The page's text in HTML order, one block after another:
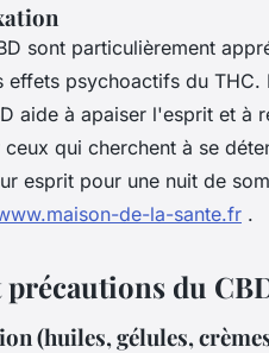
sont particulièrement
effets psychoactifs du
aide à apaiser l'esprit et à
qui cherchent à se
esprit pour une nuit de
de-la-sante.fr .
du
(huiles, gélules,